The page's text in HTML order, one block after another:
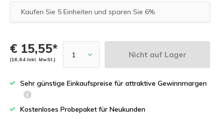
Kaufen Sie 5 Einheiten und sparen Sie 6%
€ 15,55*
(16,64 Inkl. MwSt.)
Nicht auf Lager
Sehr günstige Einkaufspreise für attraktive Gewinnmargen
Kostenloses Probepaket für Neukunden